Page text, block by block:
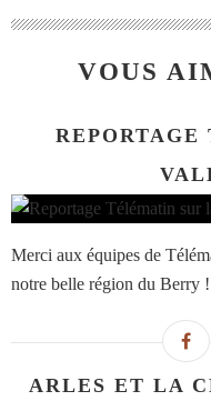
VOUS
Merci aux équipes de
notre belle région du Berry !
ARLES ET LA